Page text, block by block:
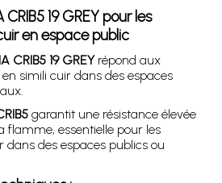
CRIB5 19 GREY pour les
en espace public
CRIB5 19 GREYrépond aux
simili cuir dans des espaces
garantit une résistance élevée
flamme, essentielle pour les
dans des espaces publics ou